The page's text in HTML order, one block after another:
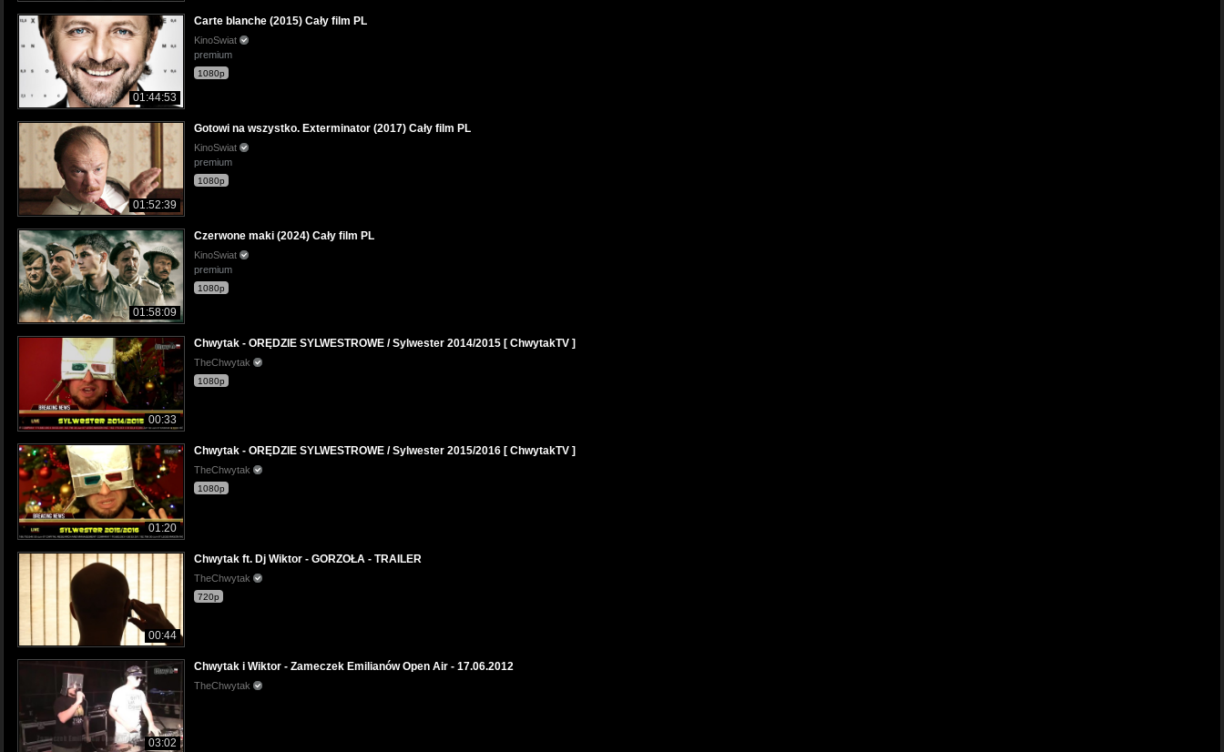
01:44:53
Carte blanche (2015) Cały film PL
KinoSwiat
premium
1080p
01:52:39
Gotowi na wszystko. Exterminator (2017) Cały film PL
KinoSwiat
premium
1080p
01:58:09
Czerwone maki (2024) Cały film PL
KinoSwiat
premium
1080p
00:33
Chwytak - ORĘDZIE SYLWESTROWE / Sylwester 2014/2015 [ ChwytakTV ]
TheChwytak
1080p
01:20
Chwytak - ORĘDZIE SYLWESTROWE / Sylwester 2015/2016 [ ChwytakTV ]
TheChwytak
1080p
00:44
Chwytak ft. Dj Wiktor - GORZOŁA - TRAILER
TheChwytak
720p
03:02
Chwytak i Wiktor - Zameczek Emilianów Open Air - 17.06.2012
TheChwytak